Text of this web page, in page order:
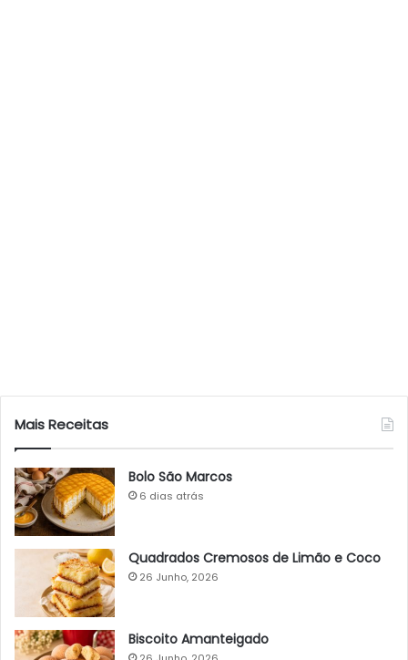
Mais Receitas
Bolo São Marcos
6 dias atrás
Quadrados Cremosos de Limão e Coco
26 Junho, 2026
Biscoito Amanteigado